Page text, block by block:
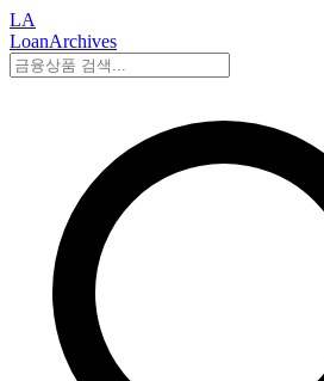
LA
LoanArchives